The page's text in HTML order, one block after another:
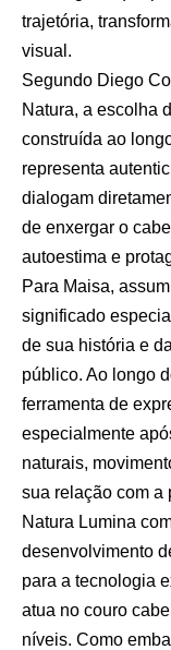
trajetória,
visual.
Segundo Diego
Natura, a escolha
construída ao
representa
dialogam
de enxergar o
autoestima e
Para Maisa,
significado
de sua história e
público. Ao longo
ferramenta de
especialmente
naturais,
sua relação com a
Natura Lumina
desenvolvimento
para a tecnologia
atua no couro
níveis. Como